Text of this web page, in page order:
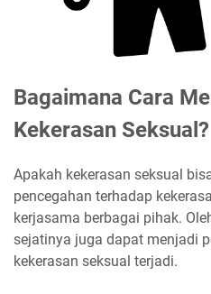
Bagaimana Cara
Kekerasan Seksual?
Apakah kekerasan seksual
pencegahan terhadap
kerjasama berbagai pihak.
sejatinya juga dapat menjadi
kekerasan seksual terjadi.